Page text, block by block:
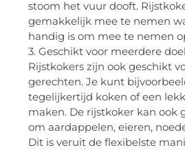
stoom het vuur dooft.
gemakkelijk mee te nemen
handig is om mee te nemen
3. Geschikt voor meerdere
Rijstkokers zijn ook geschikt
gerechten. Je kunt
tegelijkertijd koken of een
maken. De rijstkoker kan ook
om aardappelen, eieren,
Dit is veruit de flexibelste